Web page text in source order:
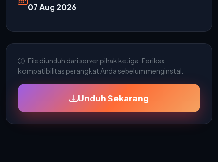
07 Aug 2026
File diunduh dari server pihak ketiga. Periksa
kompatibilitas perangkat Anda sebelum menginstal.
Unduh Sekarang